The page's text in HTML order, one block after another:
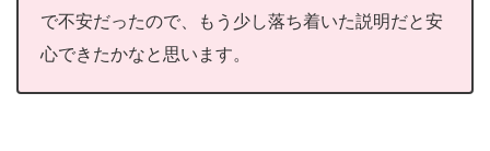
で不安だったので、もう少し落ち着いた説明だと安
心できたかなと思います。